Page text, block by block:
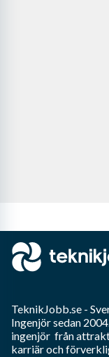
TeknikJobb.se -
Ingenjörsedan
ingenjör från
karriär och